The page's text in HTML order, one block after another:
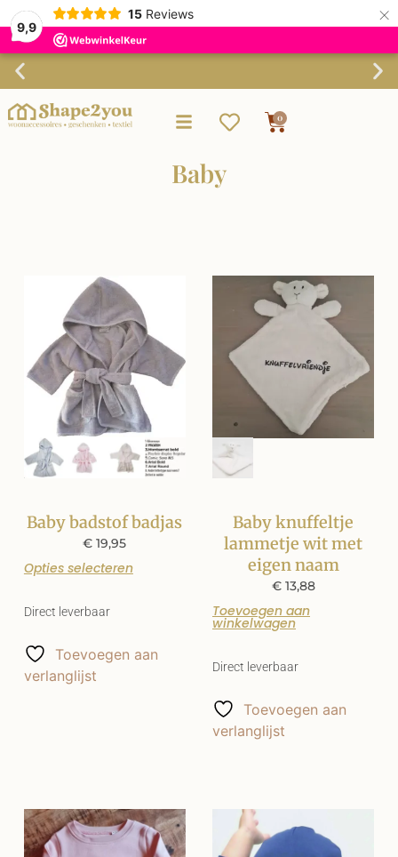
9,9
15 Reviews ×
Verzending binnen 3-4 werkdagen
0
Baby
Baby badstof badjas
€ 19,95
Opties selecteren
Direct leverbaar
Toevoegen aan
verlanglijst
Baby knuffeltje
lammetje wit met
eigen naam
€13,88
Toevoegen aan
winkelwagen
Direct leverbaar
Toevoegen aan
verlanglijst